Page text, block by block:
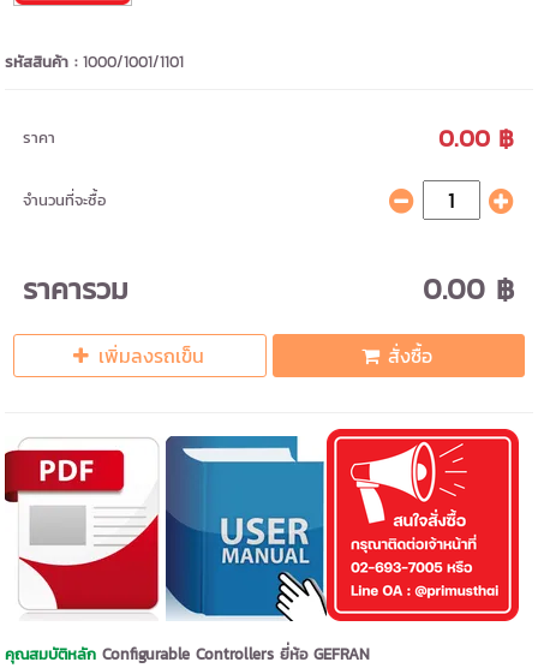
รหัสสินค้า :1000/1001/1101
ราคา 0.00 ฿
จำนวนที่จะซื้อ
ราคารวม 0.00 ฿
เพิ่มลงรถเข็น สั่งซื้อ
คุณสมบัติหลักConfigurable Controllers ยี่ห้อ GEFRAN